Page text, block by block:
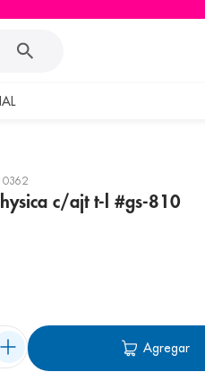
c/ajt t-l #gs-810
Agregar